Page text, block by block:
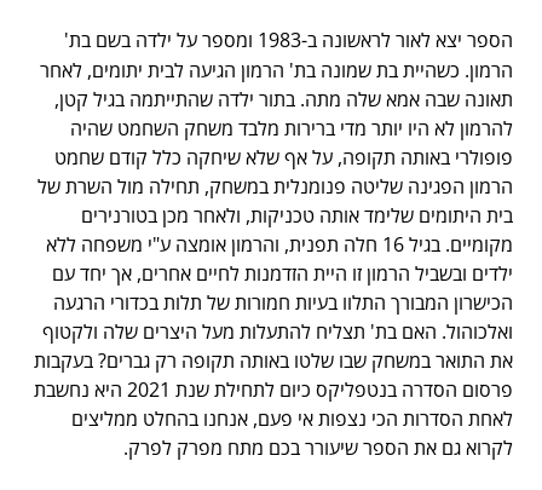
הספר יצא לאור לראשונה ב-1983 ומספר על ילדה בשם בת'
הרמון. כשהיית בת שמונה בת' הרמון הגיעה לבית יתומים, לאחר
תאונה שבה אמא שלה מתה. בתור ילדה שהתייתמה בגיל קטן,
להרמון לא היו יותר מדי ברירות מלבד משחק השחמט שהיה
פופולרי באותה תקופה, על אף שלא שיחקה כלל קודם שחמט
הרמון הפגינה שליטה פנומנלית במשחק, תחילה מול השרת של
בית היתומים שלימד אותה טכניקות, ולאחר מכן בטורנירים
מקומיים. בגיל 16 חלה תפנית, והרמון אומצה ע"י משפחה ללא
ילדים ובשביל הרמון זו היית הזדמנות לחיים אחרים, אך יחד עם
הכישרון המבורך התלוו בעיות חמורות של תלות בכדורי הרגעה
ואלכוהול. האם בת' תצליח להתעלות מעל היצרים שלה ולקטוף
את התואר במשחק שבו שלטו באותה תקופה רק גברים? בעקבות
פרסום הסדרה בנטפליקס כיום לתחילת שנת 2021 היא נחשבת
לאחת הסדרות הכי נצפות אי פעם, אנחנו בהחלט ממליצים
לקרוא גם את הספר שיעורר בכם מתח מפרק לפרק.